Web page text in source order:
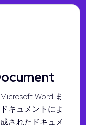
Word ま
キュメントによ
されたドキュメ